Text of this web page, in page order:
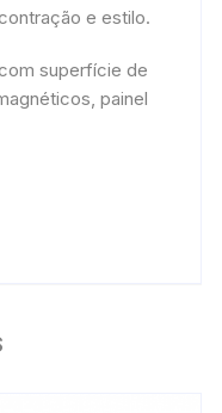
e estilo.
superfície de
painel